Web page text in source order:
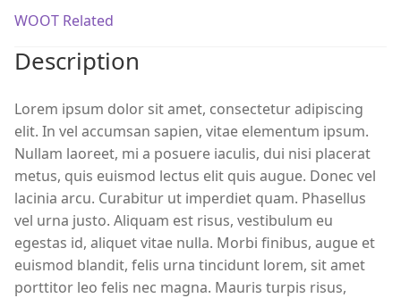
WOOT Related
Description
Lorem ipsum dolor sit amet, consectetur adipiscing
elit. In vel accumsan sapien, vitae elementum ipsum.
Nullam laoreet, mi a posuere iaculis, dui nisi placerat
metus, quis euismod lectus elit quis augue. Donec vel
lacinia arcu. Curabitur ut imperdiet quam. Phasellus
vel urna justo. Aliquam est risus, vestibulum eu
egestas id, aliquet vitae nulla. Morbi finibus, augue et
euismod blandit, felis urna tincidunt lorem, sit amet
porttitor leo felis nec magna. Mauris turpis risus,